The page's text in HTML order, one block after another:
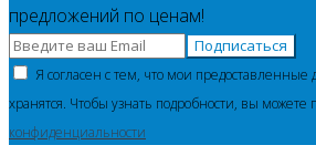
предложений по ценам!
Подписаться
Я согласен с тем, что мои
хранятся. Чтобы узнать подробности, вы можете
конфиденциальности